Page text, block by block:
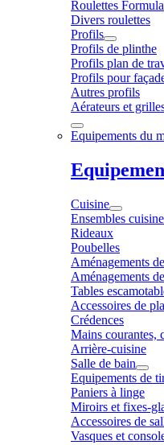
Roulettes Formula
Divers roulettes
Profils
Profils de plinthe
Profils plan de
Profils pour
Autres profils
Aérateurs et
Equipements du
Cuisine
Ensembles cuisine
Rideaux
Poubelles
Aménagements
Aménagements
Tables
Accessoires de
Crédences
Mains courantes,
Arrière-cuisine
Salle de bain
Equipements de
Paniers à linge
Miroirs et fixes-
Accessoires de
Vasques et